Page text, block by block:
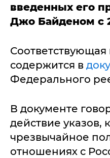
введенных его
Джо Байденом с
содержится в
Федерального
В документе
действие указов,
чрезвычайное
отношениях с